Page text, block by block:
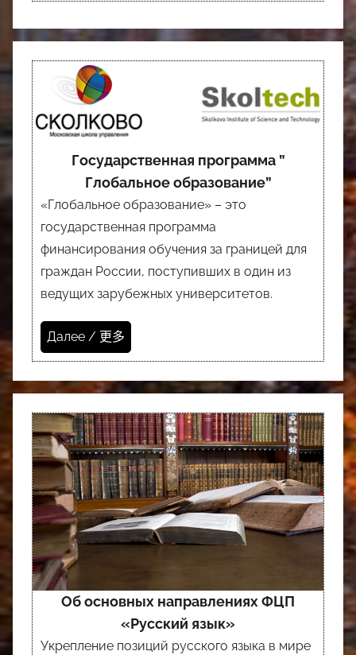
Государственная программа ”
Глобальное образование”
«Глобальное образование» – это
государственная программа
финансирования обучения за границей для
граждан России, поступивших в один из
ведущих зарубежных университетов.
Далее / 更多
Об основных направлениях ФЦП
«Русский язык»
Укрепление позиций русского языка в мире